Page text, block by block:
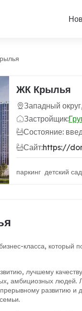
ЖК Крылья
Западный
Застройщик:
Состояние:
Сайт:https://
паркинг детский
класса, который
лучшему
амбициозных
развитию